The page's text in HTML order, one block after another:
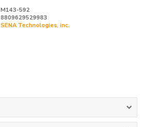
M143-592
8809629529983
SENA Technologies, inc.